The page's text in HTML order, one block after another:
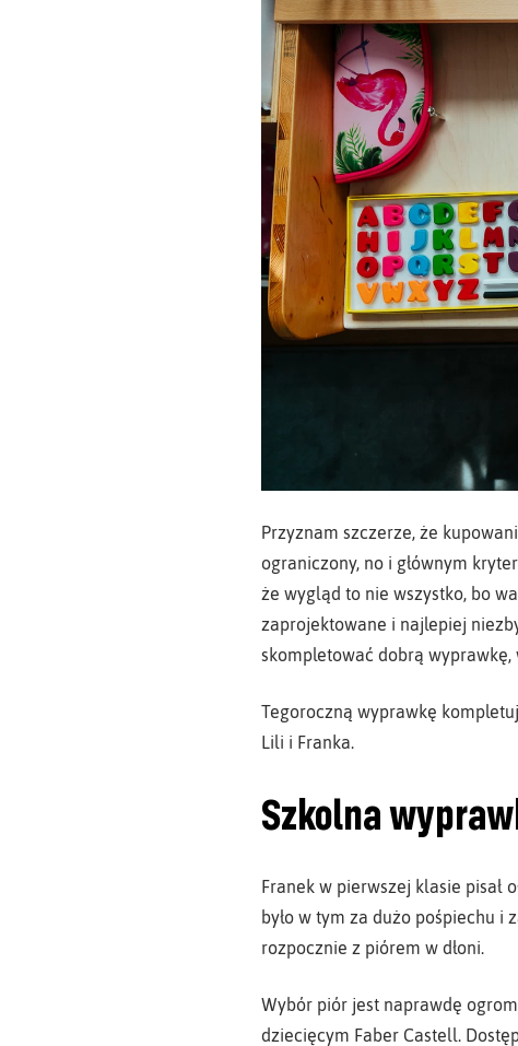
Przyznam szczerze, że
ograniczony, no i głównym
że wygląd to nie wszystko, bo
zaprojektowane i najlepiej
skompletować dobrą
Tegoroczną wyprawkę
Lili i Franka.
Szkolna
Franek w pierwszej klasie pisał
było w tym za dużo pośpiechu i
rozpocznie z piórem w dłoni.
Wybór piór jest naprawdę
dziecięcym Faber Castell.